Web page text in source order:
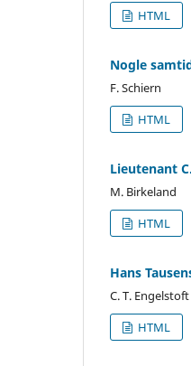
HTML
Nogle
F. Schiern
HTML
Lieutenant
M. Birkeland
HTML
Hans
C. T. Engelstoft
HTML